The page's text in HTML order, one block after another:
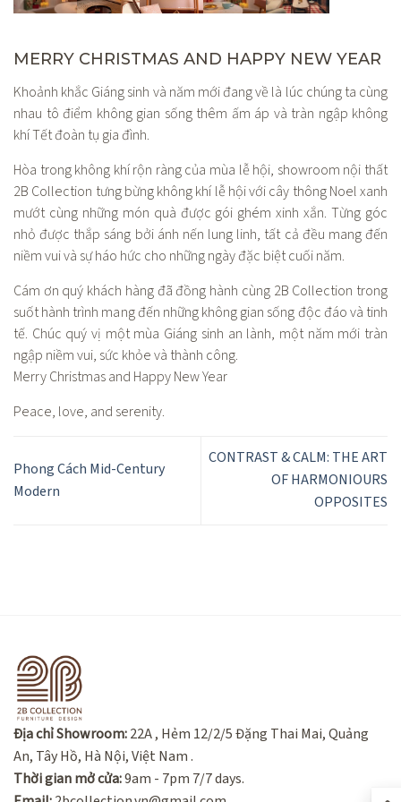
MERRY CHRISTMAS AND HAPPY NEW YEAR
Khoảnh khắc Giáng sinh và năm mới đang về là lúc chúng ta cùng
nhau tô điểm không gian sống thêm ấm áp và tràn ngập không
khí Tết đoàn tụ gia đình.
Hòa trong không khí rộn ràng của mùa lễ hội, showroom nội thất
2B Collection tưng bừng không khí lễ hội với cây thông Noel xanh
mướt cùng những món quà được gói ghém xinh xắn. Từng góc
nhỏ được thắp sáng bởi ánh nến lung linh, tất cả đều mang đến
niềm vui và sự háo hức cho những ngày đặc biệt cuối năm.
Cám ơn quý khách hàng đã đồng hành cùng 2B Collection trong
suốt hành trình mang đến những không gian sống độc đáo và tinh
tế. Chúc quý vị một mùa Giáng sinh an lành, một năm mới tràn
ngập niềm vui, sức khỏe và thành công.
Merry Christmas and Happy New Year
Peace, love, and serenity.
Phong Cách Mid-Century
Modern
CONTRAST & CALM: THE ART
OF HARMONIOURS
OPPOSITES
Địa chỉ Showroom:22A , Hẻm 12/2/5 Đặng Thai Mai, Quảng
An, Tây Hồ, Hà Nội, Việt Nam .
Thời gian mở cửa:9am - 7pm 7/7 days.